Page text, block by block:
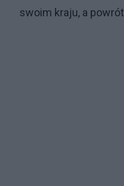
swoim kraju, a